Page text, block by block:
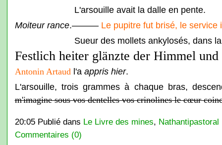
L'arsouille avait la dalle en pente.
Moiteur rance.——— Le pupitre fut brisé, le
Sueur des mollets ankylosés, dans
Festlich heiter glänzte der Himmel
Antonin Artaud l'a appris hier.
L'arsouille, trois grammes à chaque bras,
m'imagine sous vos dentelles vos crinolines le cœur
20:05 Publié dans Le Livre des mines, Nathantipastoral
Commentaires (0)